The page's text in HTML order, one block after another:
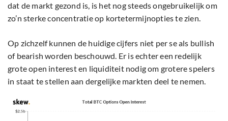
dat de markt gezond is, is het nog steeds ongebruikelijk om
zo’n sterke concentratie op kortetermijnopties te zien.
Op zichzelf kunnen de huidige cijfers niet per se als bullish
of bearish worden beschouwd. Er is echter een redelijk
grote open interest en liquiditeit nodig om grotere spelers
in staat te stellen aan dergelijke markten deel te nemen.